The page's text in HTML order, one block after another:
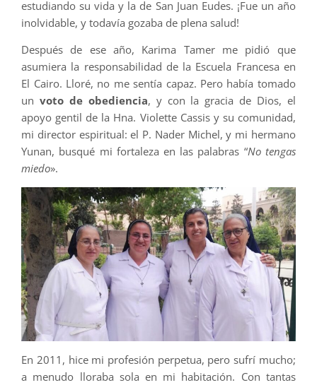
estudiando su vida y la de San Juan Eudes. ¡Fue un año
inolvidable, y todavía gozaba de plena salud!
Después de ese año, Karima Tamer me pidió que
asumiera la responsabilidad de la Escuela Francesa en
El Cairo. Lloré, no me sentía capaz. Pero había tomado
unvoto de obediencia, y con la gracia de Dios, el
apoyo gentil de la Hna. Violette Cassis y su comunidad,
mi director espiritual: el P. Nader Michel, y mi hermano
Yunan, busqué mi fortaleza en las palabras “No tengas
miedo».
En 2011, hice mi profesión perpetua, pero sufrí mucho;
a menudo lloraba sola en mi habitación. Con tantas